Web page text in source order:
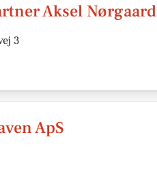
Aksel Nørgaard
3
ApS